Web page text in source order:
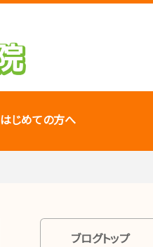
はじめての方へ
ブログトップ